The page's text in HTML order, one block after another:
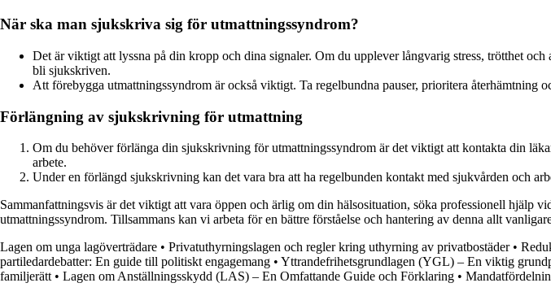
När ska man sjukskriva sig för utmattningssyndrom?
Det är viktigt att lyssna på din kropp och dina signaler. Om du upplever långvarig stress, trötthet
bli sjukskriven.
Att förebygga utmattningssyndrom är också viktigt. Ta regelbundna pauser, prioritera återhämtning
Förlängning av sjukskrivning för utmattning
Om du behöver förlänga din sjukskrivning för utmattningssyndrom är det viktigt att kontakta din
arbete.
Under en förlängd sjukskrivning kan det vara bra att ha regelbunden kontakt med sjukvården och
Sammanfattningsvis är det viktigt att vara öppen och ärlig om din hälsosituation, söka professionell
utmattningssyndrom. Tillsammans kan vi arbeta för en bättre förståelse och hantering av denna allt
Lagen om unga lagöverträdare • Privatuthyrningslagen och regler kring uthyrning av privatbostäder•
partiledardebatter: En guide till politiskt engagemang • Yttrandefrihetsgrundlagen (YGL) – En viktig
familjerätt• Lagen om Anställningsskydd (LAS) – En Omfattande Guide och Förklaring •